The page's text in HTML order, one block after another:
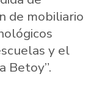
de mobiliario
y el
Betoy”.